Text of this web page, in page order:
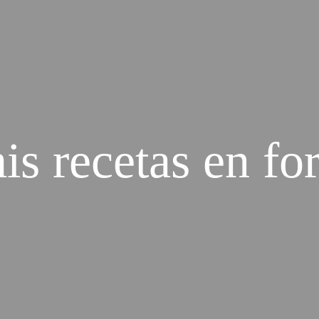
recetas en